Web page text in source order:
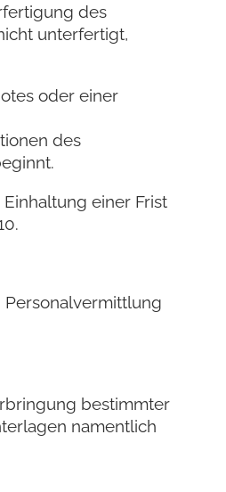
des
unterfertigt,
oder einer
des
einer Frist
bestimmter
namentlich